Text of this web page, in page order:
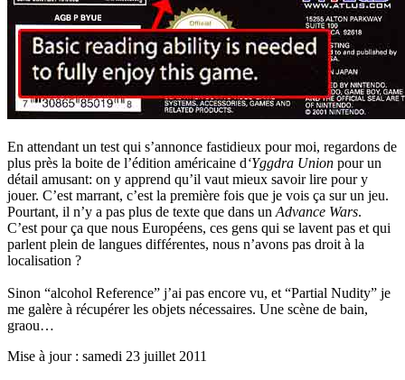
En attendant un test qui s’annonce fastidieux pour moi, regardons de
plus près la boite de l’édition américaine d‘Yggdra Union pour un
détail amusant: on y apprend qu’il vaut mieux savoir lire pour y
jouer. C’est marrant, c’est la première fois que je vois ça sur un jeu.
Pourtant, il n’y a pas plus de texte que dans un Advance Wars.
C’est pour ça que nous Européens, ces gens qui se lavent pas et qui
parlent plein de langues différentes, nous n’avons pas droit à la
localisation ?
Sinon “alcohol Reference” j’ai pas encore vu, et “Partial Nudity” je
me galère à récupérer les objets nécessaires. Une scène de bain,
graou…
Mise à jour : samedi 23 juillet 2011